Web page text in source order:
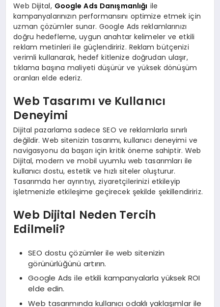
Web Dijital, Google Ads Danışmanlığı ile
kampanyalarınızın performansını optimize etmek için
uzman çözümler sunar. Google Ads reklamlarınızı
doğru hedefleme, uygun anahtar kelimeler ve etkili
reklam metinleri ile güçlendiririz. Reklam bütçenizi
verimli kullanarak, hedef kitlenize doğrudan ulaşır,
tıklama başına maliyeti düşürür ve yüksek dönüşüm
oranları elde ederiz.
Web Tasarımı ve Kullanıcı
Deneyimi
Dijital pazarlama sadece SEO ve reklamlarla sınırlı
değildir. Web sitenizin tasarımı, kullanıcı deneyimi ve
navigasyonu da başarı için kritik öneme sahiptir. Web
Dijital, modern ve mobil uyumlu web tasarımları ile
kullanıcı dostu, estetik ve hızlı siteler oluşturur.
Tasarımda her ayrıntıyı, ziyaretçilerinizi etkileyip
işletmenizle etkileşime geçirecek şekilde şekillendiririz.
Web Dijital Neden Tercih
Edilmeli?
SEO dostu çözümler ile web sitenizin
görünürlüğünü artırın.
Google Ads ile etkili kampanyalarla yüksek ROI
elde edin.
Web tasarımında kullanıcı odaklı yaklaşımlar ile